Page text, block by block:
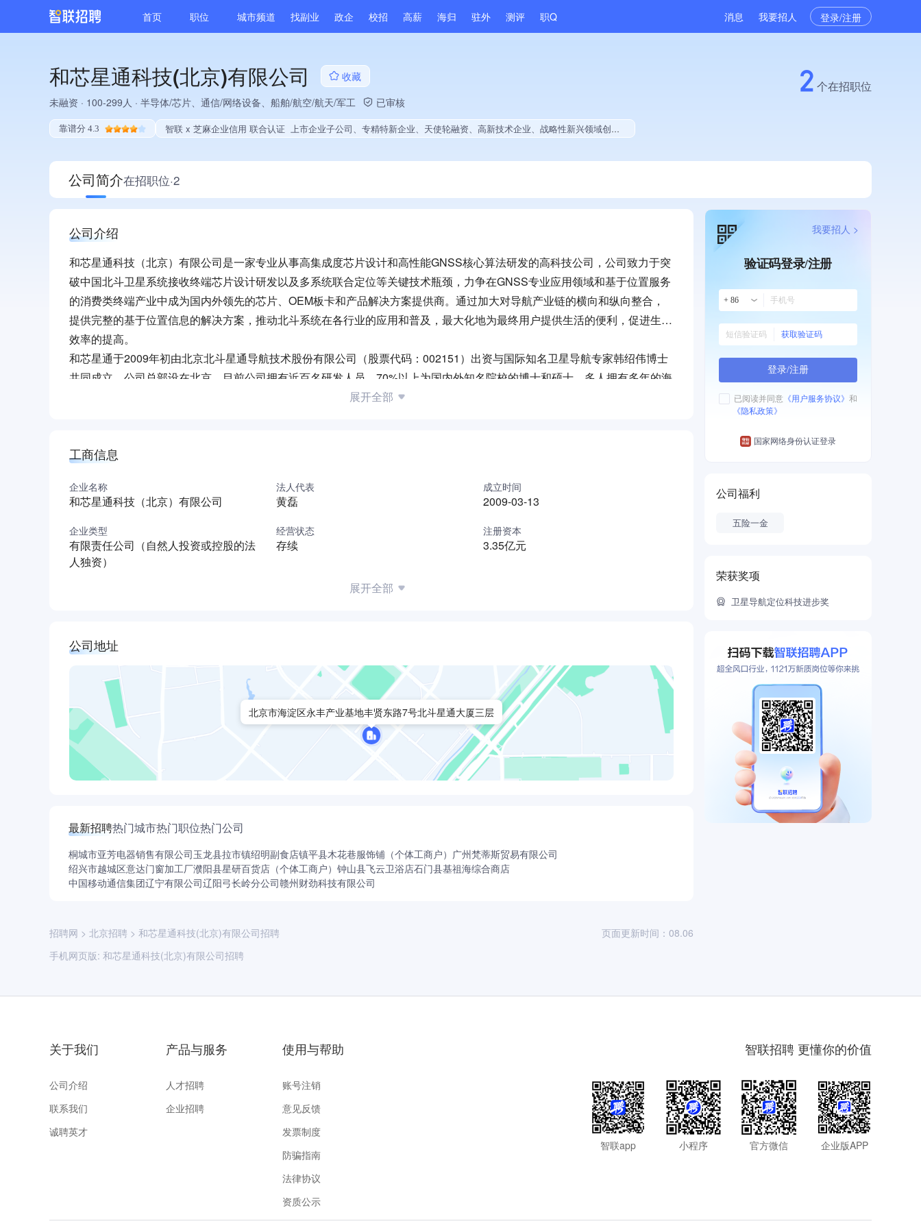
首页 职位 城市频道 找副业 政企 校招 高薪 海归 驻外 测评 职Q 消息 我要招人 登录/注册
和芯星通科技(北京)有限公司
收藏
未融资 · 100-299人 · 半导体/芯片、通信/网络设备、船舶/航空/航天/军工 已审核
靠谱分 4.3 智联 x 芝麻企业信用 联合认证 上市企业子公司、专精特新企业、天使轮融资、高新技术企业、战略性新兴领域创新能力、薪资水平全省同行前40%、A级纳税人、多产业布局、拥有自主品牌、拥有高价值专利、专利授权量同领域前5%、技术布局行业领先、经营年限全国同行前5%、集团成员、权威管理体系认证、大学生就业贡献、拥有绿色资质
2 个在招职位
公司简介在招职位·2
公司介绍
和芯星通科技（北京）有限公司是一家专业从事高集成度芯片设计和高性能GNSS核心算法研发的高科技公司，公司致力于突
破中国北斗卫星系统接收终端芯片设计研发以及多系统联合定位等关键技术瓶颈，力争在GNSS专业应用领域和基于位置服务
的消费类终端产业中成为国内外领先的芯片、OEM板卡和产品解决方案提供商。通过加大对导航产业链的横向和纵向整合，
提供完整的基于位置信息的解决方案，推动北斗系统在各行业的应用和普及，最大化地为最终用户提供生活的便利，促进生产
效率的提高。
和芯星通于2009年初由北京北斗星通导航技术股份有限公司（股票代码：002151）出资与国际知名卫星导航专家韩绍伟博士
共同成立，公司总部设在北京。目前公司拥有近百名研发人员，70%以上为国内外知名院校的博士和硕士，多人拥有多年的海
外同行业开发经验。公司核心团队和管理层具有多年半导体行业和卫星导航产品研发经验，对于高集成度芯片的设计、验证和
制成功，并于2010年9月25日正式发布。这颗芯片成功填补了国际和国内空白，打破了高精度测量、导航、授时等多个领域核
士对这颗芯片给予了高度肯定，称“这个具有自主知识产权的产业化项目为中国人争了一口气，在世界上表现了北斗强国的梦
想！”
展开全部
工商信息
企业名称
和芯星通科技（北京）有限公司
法人代表
黄磊
成立时间
2009-03-13
企业类型
有限责任公司（自然人投资或控股的法
人独资）
经营状态
存续
注册资本
3.35亿元
展开全部
公司地址
北京市海淀区永丰产业基地丰贤东路7号北斗星通大厦三层
最新招聘热门城市热门职位热门公司
桐城市亚芳电器销售有限公司玉龙县拉市镇绍明副食店镇平县木花巷服饰铺（个体工商户） 广州梵蒂斯贸易有限公司
绍兴市越城区意达门窗加工厂濮阳县星研百货店（个体工商户） 钟山县飞云卫浴店石门县基祖海综合商店
中国移动通信集团辽宁有限公司辽阳弓长岭分公司赣州财劲科技有限公司
招聘网 > 北京招聘 > 和芯星通科技(北京)有限公司招聘
手机网页版: 和芯星通科技(北京)有限公司招聘
页面更新时间：08.06
验证码登录/注册
+ 86
获取验证码
登录/注册
已阅读并同意 《用户服务协议》 和
《隐私政策》
国家网络身份认证登录
我要招人 >
公司福利
五险一金
荣获奖项
卫星导航定位科技进步奖
关于我们
公司介绍
联系我们
诚聘英才
产品与服务
人才招聘
企业招聘
使用与帮助
账号注销
意见反馈
发票制度
防骗指南
法律协议
资质公示
智联招聘 更懂你的价值
智联app 小程序 官方微信 企业版APP